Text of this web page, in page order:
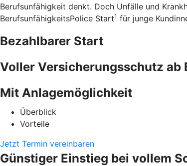
Berufsunfähigkeit denkt. Doch Unfälle und
BerufsunfähigkeitsPolice Start1 für junge
Bezahlbarer Start
Voller Versicherungsschutz ab
Mit Anlagemöglichkeit
Überblick
Vorteile
Jetzt Termin vereinbaren
Günstiger Einstieg bei vollem